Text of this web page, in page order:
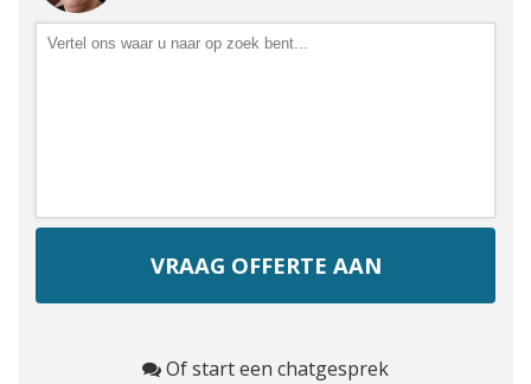
Of start een chatgesprek